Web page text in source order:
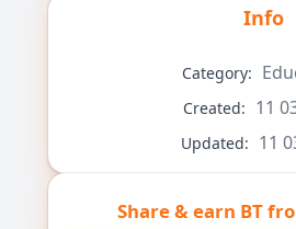
Info
Category:
Created: 11
Updated: 11
Share & earn BT